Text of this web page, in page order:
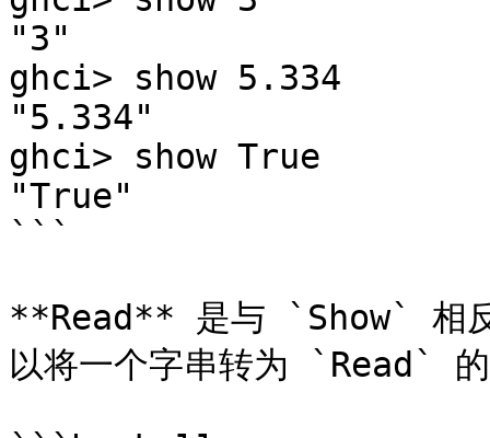
"3"
ghci> show 5.334
"5.334"
ghci> show True
"True"
```
**Read** 是与 `Show` 相
以将一个字串转为 `Read`